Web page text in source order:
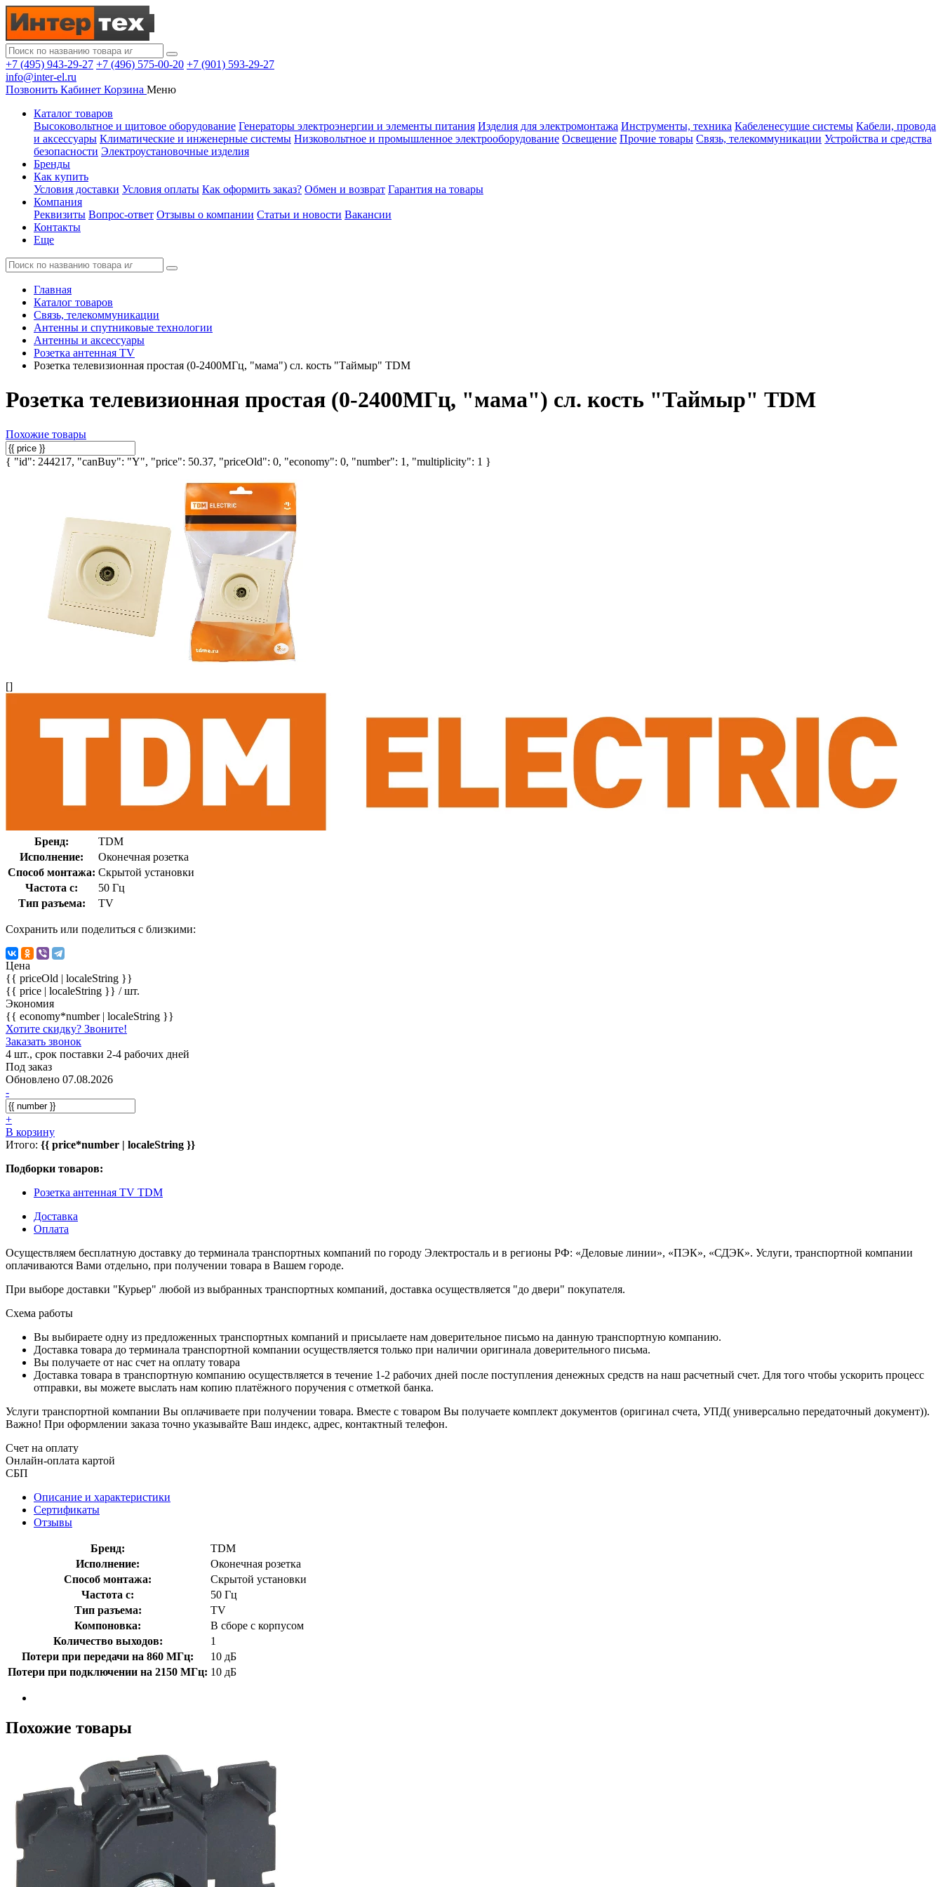
+7 (495) 943-29-27 +7 (496) 575-00-20 +7 (901) 593-29-27
info@inter-el.ru
Позвонить Кабинет Корзина Меню
Каталог товаров
Высоковольтное и щитовое оборудование Генераторы электроэнергии и элементы питания Изделия для электромонтажа Инструменты, техника Кабеленесущие системы Кабели, провода
и аксессуары Климатические и инженерные системы Низковольтное и промышленное электрооборудование Освещение Прочие товары Связь, телекоммуникации Устройства и средства
безопасности Электроустановочные изделия
Бренды
Как купить
Условия доставки Условия оплаты Как оформить заказ? Обмен и возврат Гарантия на товары
Компания
Реквизиты Вопрос-ответ Отзывы о компании Статьи и новости Вакансии
Контакты
Еще
Главная
Каталог товаров
Связь, телекоммуникации
Антенны и спутниковые технологии
Антенны и аксессуары
Розетка антенная TV
Розетка телевизионная простая (0-2400МГц, "мама") сл. кость "Таймыр" TDM
Розетка телевизионная простая (0-2400МГц, "мама") сл. кость "Таймыр" TDM
Похожие товары
{ "id": 244217, "canBuy": "Y", "price": 50.37, "priceOld": 0, "economy": 0, "number": 1, "multiplicity": 1 }
[]
Бренд:
TDM
Исполнение:
Оконечная розетка
Способ монтажа: Скрытой установки
Частота с:
50 Гц
Тип разъема:
TV
Сохранить или поделиться с близкими:
Цена
{{ priceOld | localeString }}
{{ price | localeString }} / шт.
Экономия
{{ economy*number | localeString }}
Хотите скидку? Звоните!
Заказать звонок
4 шт., срок поставки 2-4 рабочих дней
Под заказ
Обновлено 07.08.2026
-
+
В корзину
Итого: {{ price*number | localeString }}
Подборки товаров:
Розетка антенная TV TDM
Доставка
Оплата
Осуществляем бесплатную доставку до терминала транспортных компаний по городу Электросталь и в регионы РФ: «Деловые линии», «ПЭК», «СДЭК». Услуги, транспортной компании
оплачиваются Вами отдельно, при получении товара в Вашем городе.
При выборе доставки "Курьер" любой из выбранных транспортных компаний, доставка осуществляется "до двери" покупателя.
Схема работы
Вы выбираете одну из предложенных транспортных компаний и присылаете нам доверительное письмо на данную транспортную компанию.
Доставка товара до терминала транспортной компании осуществляется только при наличии оригинала доверительного письма.
Вы получаете от нас счет на оплату товара
Доставка товара в транспортную компанию осуществляется в течение 1-2 рабочих дней после поступления денежных средств на наш расчетный счет. Для того чтобы ускорить процесс
отправки, вы можете выслать нам копию платёжного поручения с отметкой банка.
Услуги транспортной компании Вы оплачиваете при получении товара. Вместе с товаром Вы получаете комплект документов (оригинал счета, УПД( универсально передаточный документ)).
Важно! При оформлении заказа точно указывайте Ваш индекс, адрес, контактный телефон.
Счет на оплату
Онлайн-оплата картой
СБП
Описание и характеристики
Сертификаты
Отзывы
Бренд:
TDM
Исполнение:
Оконечная розетка
Способ монтажа:
Скрытой установки
Частота с:
50 Гц
Тип разъема:
TV
Компоновка:
В сборе с корпусом
Количество выходов:
1
Потери при передачи на 860 МГц:
10 дБ
Потери при подключении на 2150 МГц: 10 дБ
Похожие товары